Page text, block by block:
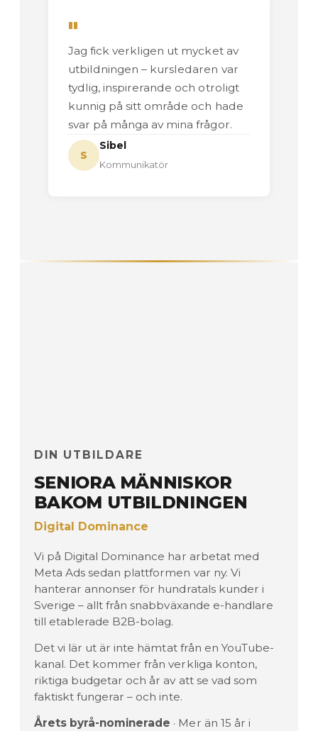
"
Jag fick verkligen ut mycket av
utbildningen – kursledaren var
tydlig, inspirerande och otroligt
kunnig på sitt område och hade
svar på många av mina frågor.
S
Sibel
Kommunikatör
DIN UTBILDARE
SENIORA MÄNNISKOR
BAKOM UTBILDNINGEN
Digital Dominance
Vi på Digital Dominance har arbetat med
Meta Ads sedan plattformen var ny. Vi
hanterar annonser för hundratals kunder i
Sverige – allt från snabbväxande e-handlare
till etablerade B2B-bolag.
Det vi lär ut är inte hämtat från en YouTube-
kanal. Det kommer från verkliga konton,
riktiga budgetar och år av att se vad som
faktiskt fungerar – och inte.
Årets byrå-nominerade · Mer än 15 år i